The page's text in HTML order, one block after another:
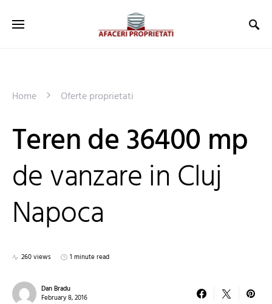
Home Oferte proprietati
Teren de 36400 mp
de vanzare in Cluj
Napoca
260 views 1 minute read
Dan Bradu
February 8, 2016